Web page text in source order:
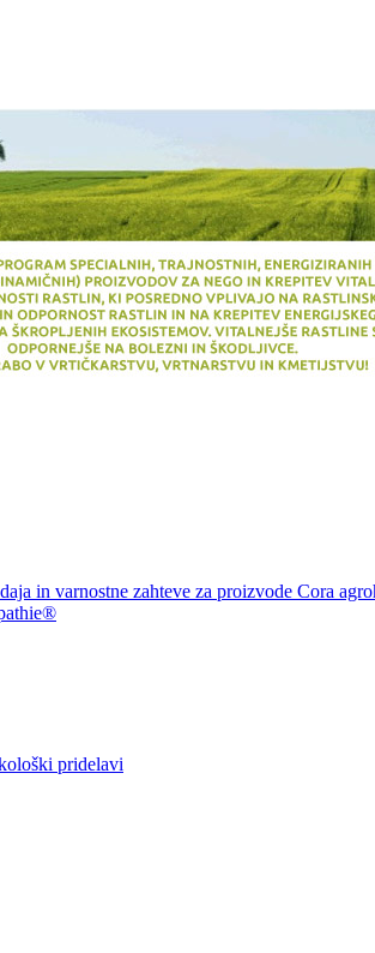
in varnostne zahteve za proizvode Cora
pridelavi